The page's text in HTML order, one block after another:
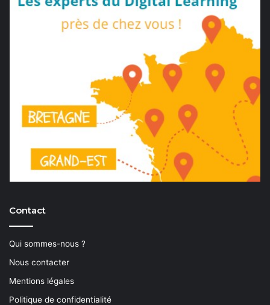
Contact
Qui sommes-nous ?
Nous contacter
Mentions légales
Politique de confidentialité